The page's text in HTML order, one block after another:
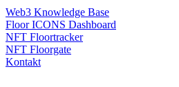
Web3 Knowledge Base
Floor ICONS Dashboard
NFT Floortracker
NFT Floorgate
Kontakt